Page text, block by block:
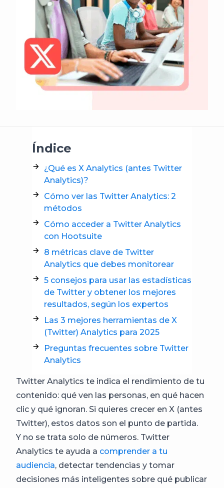
Índice
¿Qué es X Analytics (antes Twitter
Analytics)?
Cómo ver las Twitter Analytics: 2
métodos
Cómo acceder a Twitter Analytics
con Hootsuite
8 métricas clave de Twitter
Analytics que debes monitorear
5 consejos para usar las estadísticas
de Twitter y obtener los mejores
resultados, según los expertos
Las 3 mejores herramientas de X
(Twitter) Analytics para 2025
Preguntas frecuentes sobre Twitter
Analytics
Twitter Analytics te indica el rendimiento de tu
contenido: qué ven las personas, en qué hacen
clic y qué ignoran. Si quieres crecer en X (antes
Twitter), estos datos son el punto de partida.
Y no se trata solo de números. Twitter
Analytics te ayuda a comprender a tu
audiencia, detectar tendencias y tomar
decisiones más inteligentes sobre qué publicar